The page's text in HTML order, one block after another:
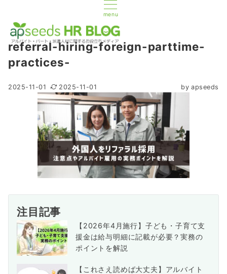
menu
referral-hiring-foreign-parttime-
practices-
2025-11-01 2025-11-01 by apseeds
注目記事
【2026年4月施行】子ども・子育て支
援金は給与明細に記載が必要？実務の
ポイントを解説
【これさえ読めば大丈夫】アルバイト